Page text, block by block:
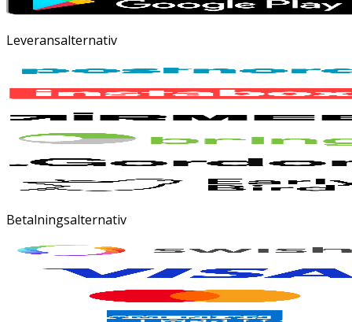
Leveransalternativ
Betalningsalternativ